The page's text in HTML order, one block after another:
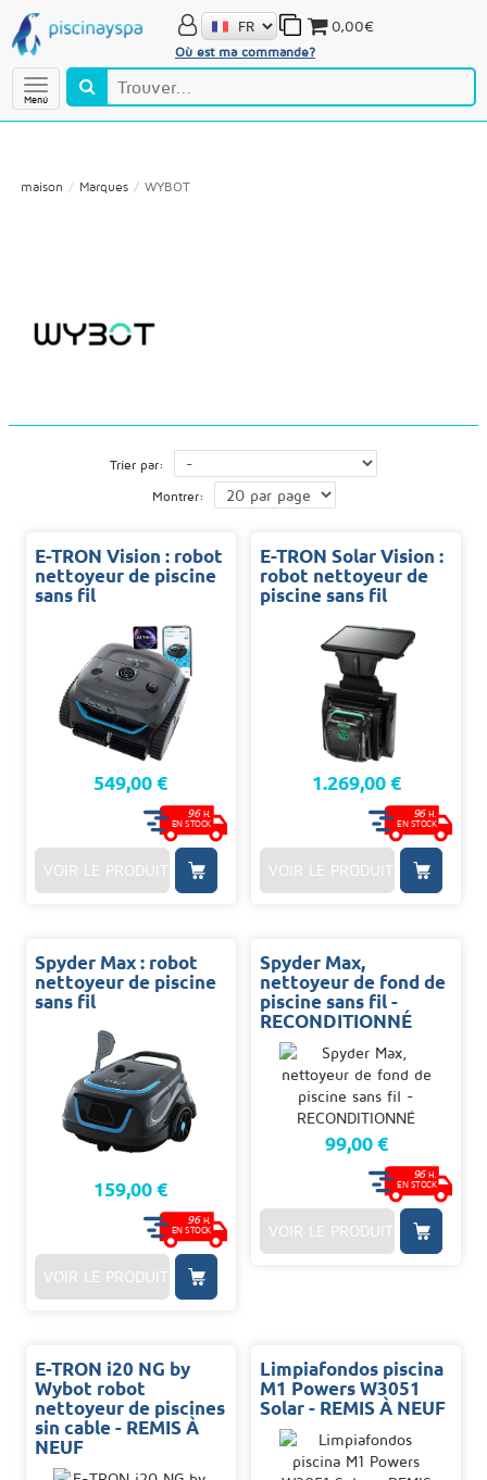
Menú
Où est ma commande?
0,00€
maison Marques WYBOT
Trier par:
Montrer:
E-TRON Vision : robot
nettoyeur de piscine
sans fil
549,00 €
96 H.
EN STOCK
VOIR LE PRODUIT
E-TRON Solar Vision :
robot nettoyeur de
piscine sans fil
1.269,00 €
96H.
EN STOCK
VOIR LE PRODUIT
Spyder Max : robot
nettoyeur de piscine
sans fil
159,00 €
96 H.
EN STOCK
VOIR LE PRODUIT
Spyder Max,
nettoyeur de fond de
piscine sans fil -
RECONDITIONNÉ
99,00 €
96H.
EN STOCK
VOIR LE PRODUIT
E-TRON i20 NG by
Wybot robot
nettoyeur de piscines
sin cable - REMIS À
NEUF
Limpiafondos piscina
M1 Powers W3051
Solar - REMIS À NEUF